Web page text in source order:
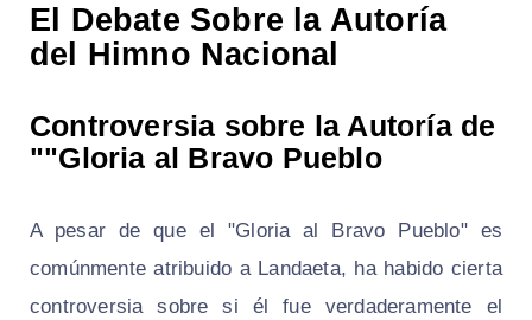
El Debate Sobre la Autoría
del Himno Nacional
Controversia sobre la Autoría de
"Gloria al Bravo Pueblo"
A pesar de que el "Gloria al Bravo Pueblo" es
comúnmente atribuido a Landaeta, ha habido cierta
controversia sobre si él fue verdaderamente el